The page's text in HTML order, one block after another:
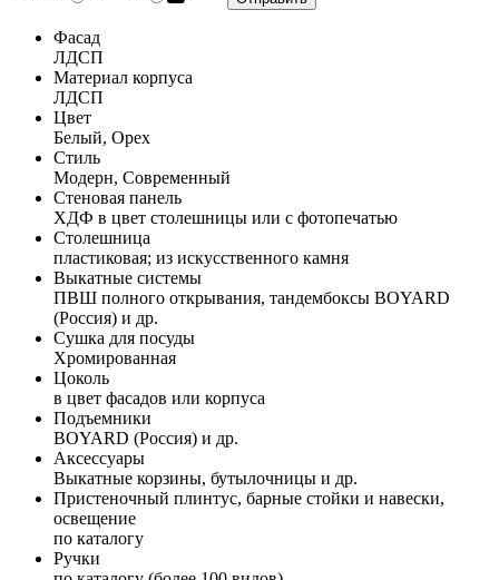
Фасад
ЛДСП
Материал корпуса
ЛДСП
Цвет
Белый, Орех
Стиль
Модерн, Современный
Стеновая панель
ХДФ в цвет столешницы или с фотопечатью
Столешница
пластиковая; из искусственного камня
Выкатные системы
ПВШ полного открывания, тандембоксы BOYARD
(Россия) и др.
Сушка для посуды
Хромированная
Цоколь
в цвет фасадов или корпуса
Подъемники
BOYARD (Россия) и др.
Аксессуары
Выкатные корзины, бутылочницы и др.
Пристеночный плинтус, барные стойки и навески,
освещение
по каталогу
Ручки